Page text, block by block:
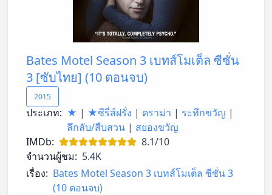
Bates Motel Season 3 เบทส์โมเต็ล ซีซั่น
3 [ซับไทย] (10 ตอนจบ)
2015
ประเภท: ★ | ★ซีรี่ส์ฝรั่ง | ดราม่า | ระทึกขวัญ |
ลึกลับ/สืบสวน | สยองขวัญ
IMDb:
8.1/10
จำนวนผู้ชม: 5.4K
เรื่อง: Bates Motel Season 3 เบทส์โมเต็ล ซีซั่น 3
(10 ตอนจบ)